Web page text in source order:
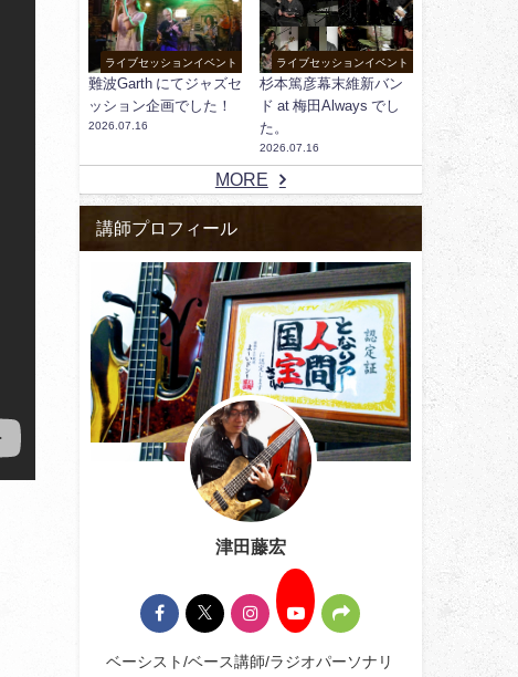
ライブセッションイベント
難波Garth にてジャズセ
ッション企画でした！
2026.07.16
ライブセッションイベント
杉本篤彦幕末維新バン
ド at 梅田Always でし
た。
2026.07.16
MORE
講師プロフィール
津田藤宏
ベーシスト/ベース講師/ラジオパーソナリ